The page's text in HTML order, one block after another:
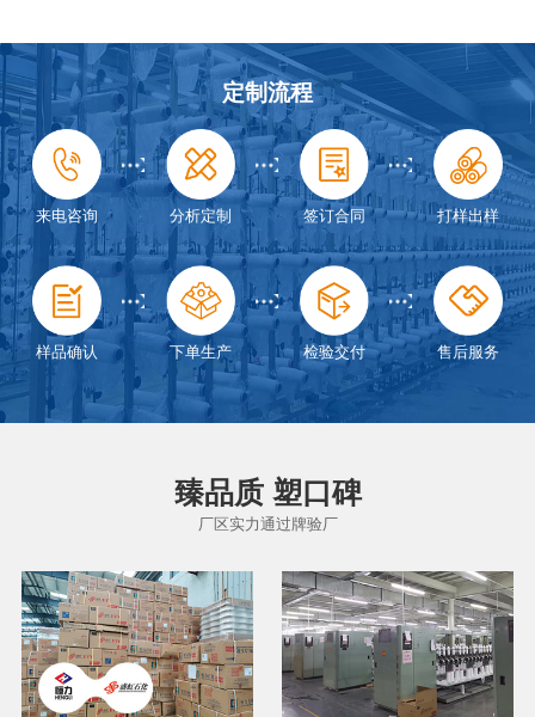
定制流程
来电咨询 分析定制 签订合同 打样出样
样品确认 下单生产 检验交付 售后服务
臻品质 塑口碑
厂区实力通过牌验厂